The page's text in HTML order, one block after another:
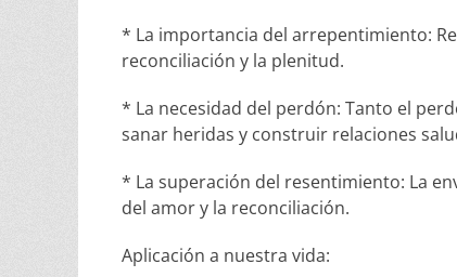
* La importancia del arrepentimiento:
reconciliación y la plenitud.
* La necesidad del perdón: Tanto el
sanar heridas y construir relaciones
* La superación del resentimiento: La
del amor y la reconciliación.
Aplicación a nuestra vida: